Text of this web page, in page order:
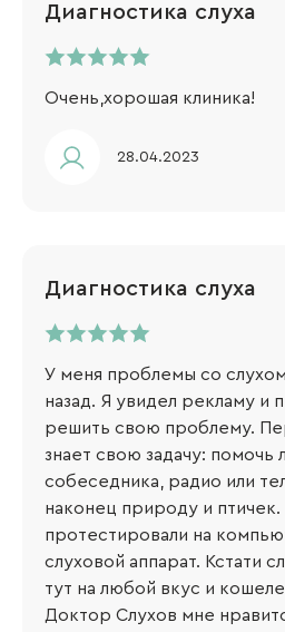
Диагностика слуха
Очень,хорошая клиника!
28.04.2023
Диагностика слуха
У меня проблемы со слухом
назад. Я увидел рекламу и
решить свою проблему.
знает свою задачу: помочь
собеседника, радио или
наконец природу и птичек.
протестировали на
слуховой аппарат. Кстати
тут на любой вкус и
Доктор Слухов мне